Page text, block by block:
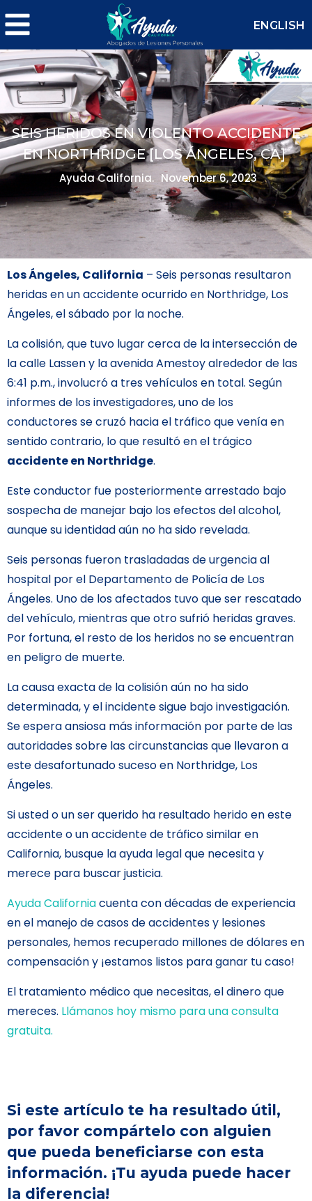
ENGLISH
SEIS HERIDOS EN VIOLENTO ACCIDENTE
EN NORTHRIDGE [LOS ÁNGELES, CA]
Ayuda California. November 6, 2023
Los Ángeles, California – Seis personas resultaron
heridas en un accidente ocurrido en Northridge, Los
Ángeles, el sábado por la noche.
La colisión, que tuvo lugar cerca de la intersección de
la calle Lassen y la avenida Amestoy alrededor de las
6:41 p.m., involucró a tres vehículos en total. Según
informes de los investigadores, uno de los
conductores se cruzó hacia el tráfico que venía en
sentido contrario, lo que resultó en el trágico
accidente en Northridge.
Este conductor fue posteriormente arrestado bajo
sospecha de manejar bajo los efectos del alcohol,
aunque su identidad aún no ha sido revelada.
Seis personas fueron trasladadas de urgencia al
hospital por el Departamento de Policía de Los
Ángeles. Uno de los afectados tuvo que ser rescatado
del vehículo, mientras que otro sufrió heridas graves.
Por fortuna, el resto de los heridos no se encuentran
en peligro de muerte.
La causa exacta de la colisión aún no ha sido
determinada, y el incidente sigue bajo investigación.
Se espera ansiosa más información por parte de las
autoridades sobre las circunstancias que llevaron a
este desafortunado suceso en Northridge, Los
Ángeles.
Si usted o un ser querido ha resultado herido en este
accidente o un accidente de tráfico similar en
California, busque la ayuda legal que necesita y
merece para buscar justicia.
Ayuda Californiacuenta con décadas de experiencia
en el manejo de casos de accidentes y lesiones
personales, hemos recuperado millones de dólares en
compensación y ¡estamos listos para ganar tu caso!
El tratamiento médico que necesitas, el dinero que
mereces. Llámanos hoy mismo para una consulta
gratuita.
Si este artículo te ha resultado útil,
por favor compártelo con alguien
que pueda beneficiarse con esta
información. ¡Tu ayuda puede hacer
la diferencia!